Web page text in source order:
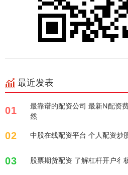
最近发表
01
最靠谱的配资公司 最新N配资
然
02 中股在线配资平台 个人配资炒
03 股票期货配资 了解杠杆开户彳